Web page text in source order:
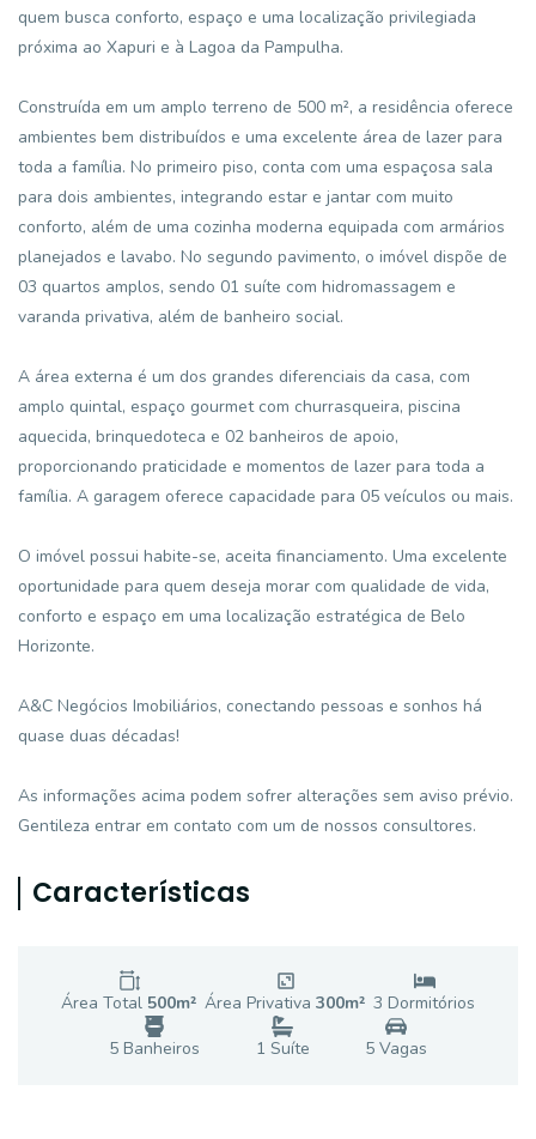
quem busca conforto, espaço e uma localização privilegiada
próxima ao Xapuri e à Lagoa da Pampulha.
Construída em um amplo terreno de 500 m², a residência oferece
ambientes bem distribuídos e uma excelente área de lazer para
toda a família. No primeiro piso, conta com uma espaçosa sala
para dois ambientes, integrando estar e jantar com muito
conforto, além de uma cozinha moderna equipada com armários
planejados e lavabo. No segundo pavimento, o imóvel dispõe de
03 quartos amplos, sendo 01 suíte com hidromassagem e
varanda privativa, além de banheiro social.
A área externa é um dos grandes diferenciais da casa, com
amplo quintal, espaço gourmet com churrasqueira, piscina
aquecida, brinquedoteca e 02 banheiros de apoio,
proporcionando praticidade e momentos de lazer para toda a
família. A garagem oferece capacidade para 05 veículos ou mais.
O imóvel possui habite-se, aceita financiamento. Uma excelente
oportunidade para quem deseja morar com qualidade de vida,
conforto e espaço em uma localização estratégica de Belo
Horizonte.
A&C Negócios Imobiliários, conectando pessoas e sonhos há
quase duas décadas!
As informações acima podem sofrer alterações sem aviso prévio.
Gentileza entrar em contato com um de nossos consultores.
Características
Área Total 500m² Área Privativa 300m² 3 Dormitórios
5 Banheiros 1 Suíte 5Vagas